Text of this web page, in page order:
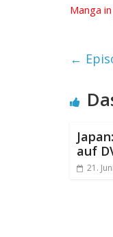
Manga in
←
auf
21.